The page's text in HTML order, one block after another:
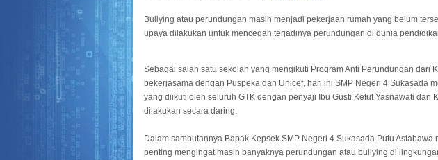
Bullying atau perundungan masih menjadi pekerjaan rumah yang belum
upaya dilakukan untuk mencegah terjadinya perundungan di dunia
Sebagai salah satu sekolah yang mengikuti Program Anti Perundungan dari
bekerjasama dengan Puspeka dan Unicef, hari ini SMP Negeri 4 Sukasada
yang diikuti oleh seluruh GTK dengan penyaji Ibu Gusti Ketut Yasnawati dan
dilakukan secara daring.
Dalam sambutannya Bapak Kepsek SMP Negeri 4 Sukasada Putu
penting mengingat masih banyaknya perundungan atau bullying di